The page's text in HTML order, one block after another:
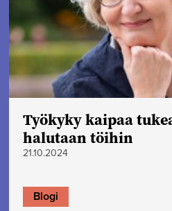
Työkyky kaipaa
halutaan töihin
21.10.2024
Blogi